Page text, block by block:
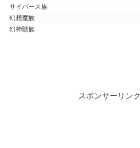
サイバース族
幻想魔族
幻神獣族
スポンサーリンク